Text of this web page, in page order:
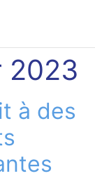
2023
à des